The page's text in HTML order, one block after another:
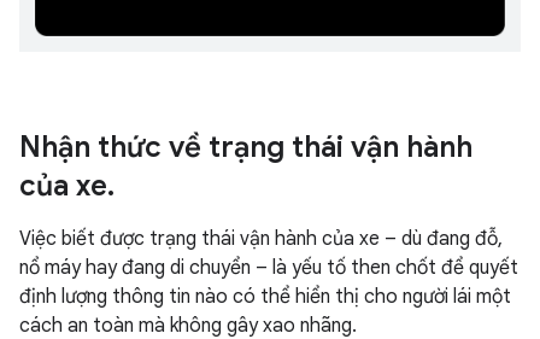
Nhận thức về trạng thái vận hành
của xe.
Việc biết được trạng thái vận hành của xe – dù đang đỗ,
nổ máy hay đang di chuyển – là yếu tố then chốt để quyết
định lượng thông tin nào có thể hiển thị cho người lái một
cách an toàn mà không gây xao nhãng.